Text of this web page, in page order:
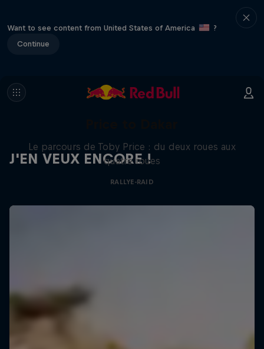
Want to see content from United States of America
?
Continue
J'EN VEUX ENCORE !
Le parcours de Toby Price : du deux roues aux
quatre roues
RALLYE-RAID